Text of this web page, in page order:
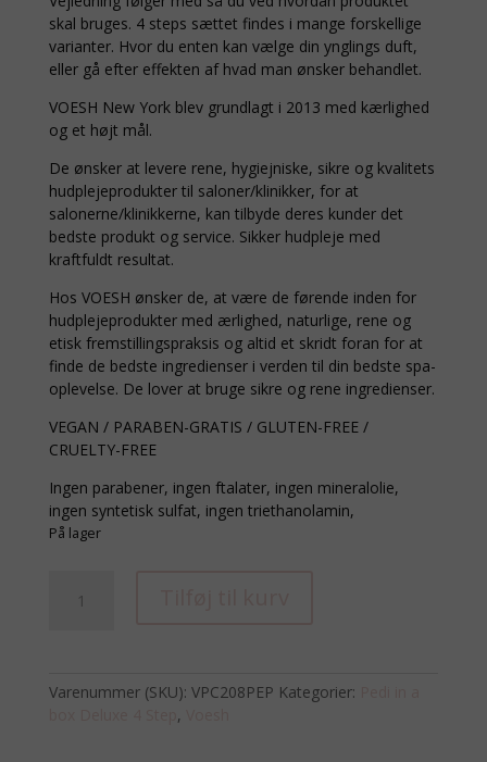
skal bruges. 4 steps sættet findes i mange forskellige
varianter. Hvor du enten kan vælge din ynglings duft,
eller gå efter effekten af hvad man ønsker behandlet.
VOESH New York blev grundlagt i 2013 med kærlighed
og et højt mål.
De ønsker at levere rene, hygiejniske, sikre og kvalitets
hudplejeprodukter til saloner/klinikker, for at
salonerne/klinikkerne, kan tilbyde deres kunder det
bedste produkt og service. Sikker hudpleje med
kraftfuldt resultat.
Hos VOESH ønsker de, at være de førende inden for
hudplejeprodukter med ærlighed, naturlige, rene og
etisk fremstillingspraksis og altid et skridt foran for at
finde de bedste ingredienser i verden til din bedste spa-
oplevelse. De lover at bruge sikre og rene ingredienser.
VEGAN / PARABEN-GRATIS / GLUTEN-FREE /
CRUELTY-FREE
Ingen parabener, ingen ftalater, ingen mineralolie,
ingen syntetisk sulfat, ingen triethanolamin,
På lager
Peppermint
Varenummer (SKU): VPC208PEP Kategorier:
,